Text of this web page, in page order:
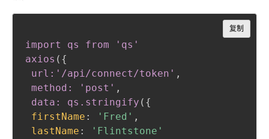
import qs from 'qs'
axios ( {
url:'/api/connect/token' ,
method: 'post' ,
data: qs .stringify ( {
firstName : 'Fred' ,
lastName :
'Flintstone'
复制
Copy